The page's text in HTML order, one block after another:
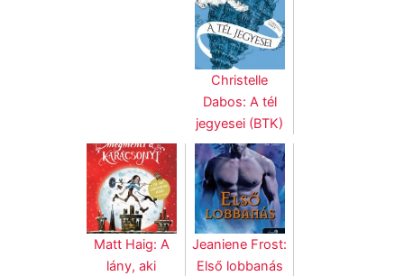
Christelle
Dabos: A tél
jegyesei (BTK)
Matt Haig: A
lány, aki
Jeaniene Frost:
Első lobbanás